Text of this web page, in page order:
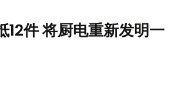
12件 将厨电重新发明一